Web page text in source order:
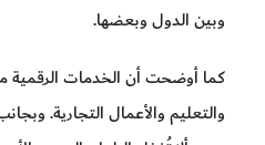
وبين الدول وبعضها.
كما أوضحت أن الخدمات الرقمية
والتعليم والأعمال التجارية.